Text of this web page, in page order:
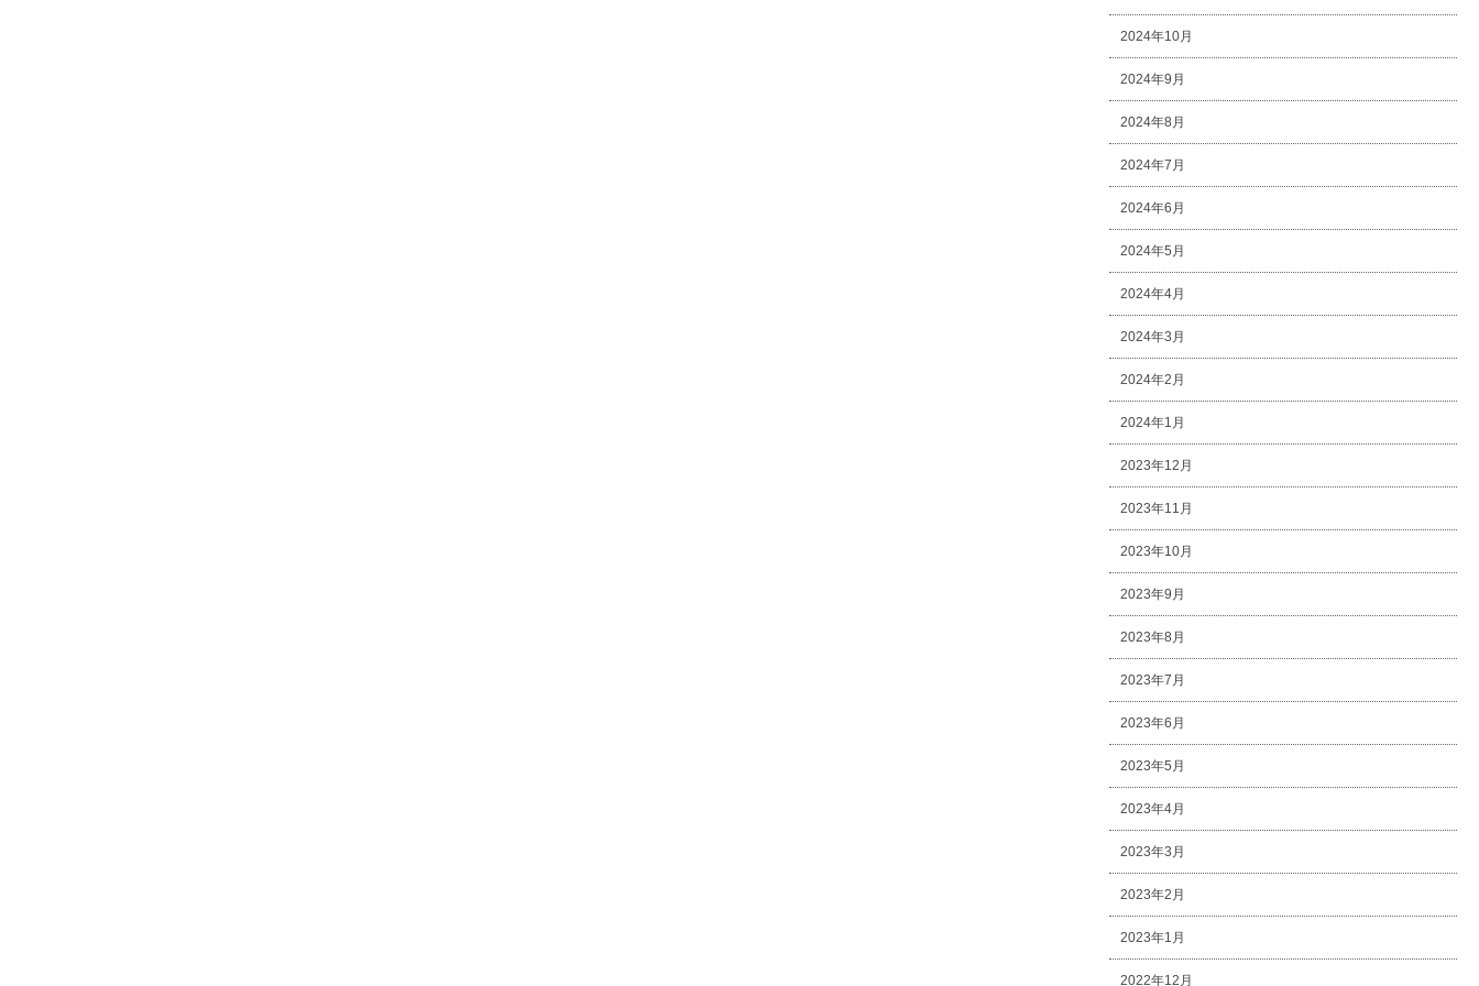
2024年10月
2024年9月
2024年8月
2024年7月
2024年6月
2024年5月
2024年4月
2024年3月
2024年2月
2024年1月
2023年12月
2023年11月
2023年10月
2023年9月
2023年8月
2023年7月
2023年6月
2023年5月
2023年4月
2023年3月
2023年2月
2023年1月
2022年12月